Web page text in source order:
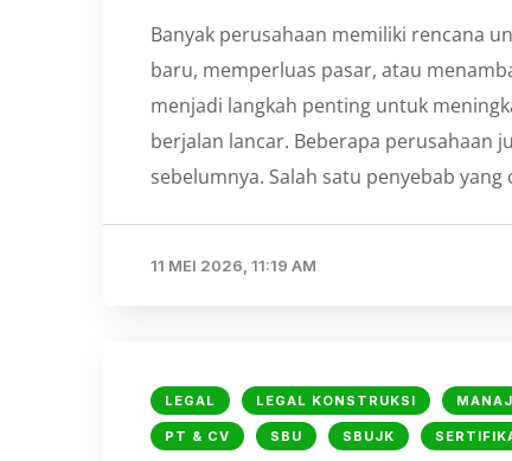
Banyak perusahaan memiliki rencana
baru, memperluas pasar, atau
menjadi langkah penting untuk
berjalan lancar. Beberapa perusahaan
sebelumnya. Salah satu penyebab
11 MEI 2026, 11:19 AM
LEGAL LEGAL KONSTRUKSI
PT & CV SBU SBUJK